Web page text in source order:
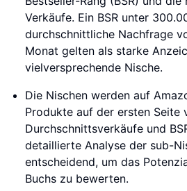
Verkäufe. Ein BSR unter
durchschnittliche Nachfrage
Monat gelten als starke
vielversprechende Nische.
Die Nischen werden auf
Produkte auf der ersten Seite
Durchschnittsverkäufe und
detaillierte Analyse der sub-
entscheidend, um das
Buchs zu bewerten.